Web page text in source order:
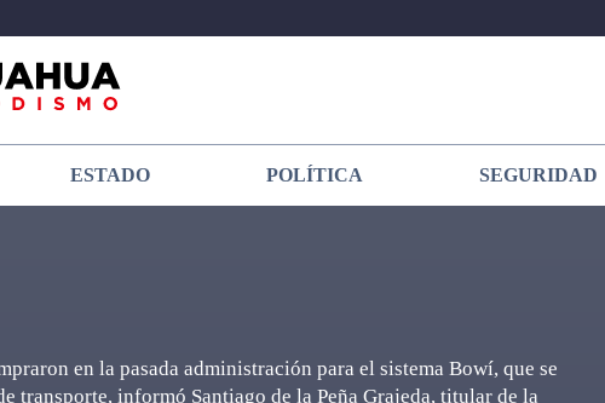
ESTADO POLÍTICA SEGURIDAD
en la pasada administración para el sistema Bowí, que se
transporte, informó Santiago de la Peña Grajeda, titular de la